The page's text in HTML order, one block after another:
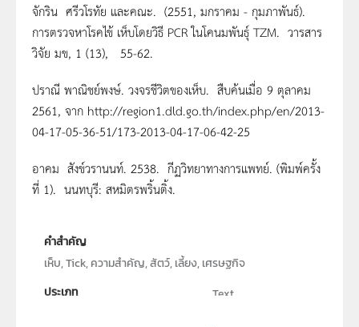
จักริน ศรีวโรทัย และคณะ. (2551, มกราคม - กุมภาพันธ์).
การตรวจหาโรคไข้ เห็บโดยวิธี PCR ในโคนมพันธุ์ TZM. วารสาร
วิจัย มข, 1 (13), 55-62.
ปราณี พาณิชย์พงษ์. วงจรชีวิตของเห็บ. สืบค้นเมื่อ 9 ตุลาคม
2561, จาก http://region1.dld.go.th/index.php/en/2013-
04-17-05-36-51/173-2013-04-17-06-42-25
อาคม สังข์วรานนท์. 2538. กีฏวิทยาทางการแพทย์. (พิมพ์ครั้ง
ที่ 1). นนทบุรี: สหมิตรพริ้นติ้ง.
คำสำคัญ
เห็บ, Tick, ความสำคัญ, สัตว์, เลี้ยง, เศรษฐกิจ
ประเภท
Text